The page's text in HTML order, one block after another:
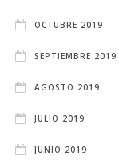
OCTUBRE 2019
SEPTIEMBRE 2019
AGOSTO 2019
JULIO 2019
JUNIO 2019